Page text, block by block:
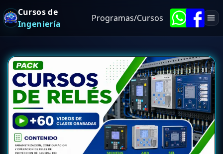
Cursos de
Ingeniería
Programas/Cursos